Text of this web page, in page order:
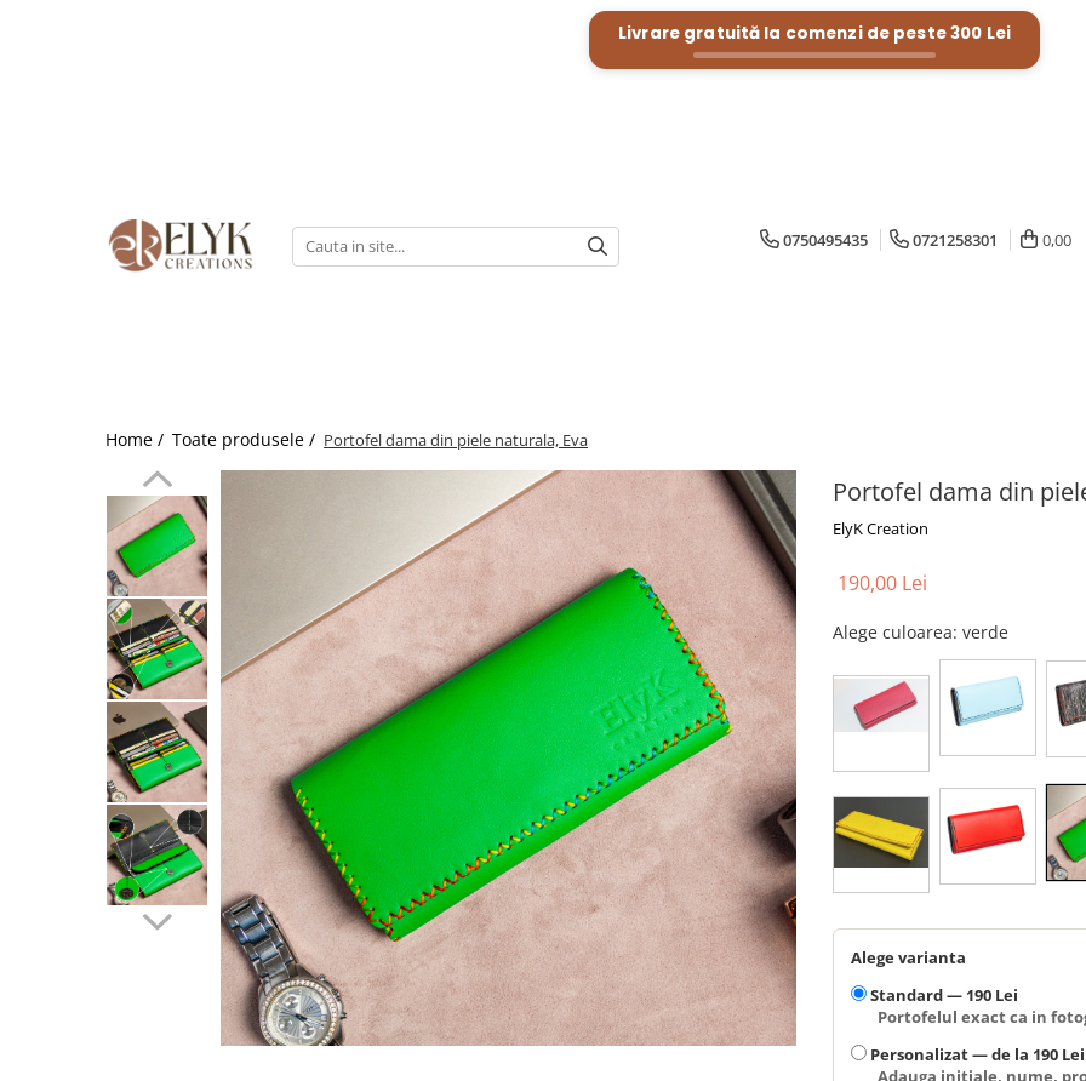
Livrare gratuită la comenzi de peste300 Lei
0750495435 0721258301 0,00
Home / Toate produsele / Portofel dama din piele naturala, Eva
Portofel dama din
ElyK Creation
190,00 Lei
Alege culoarea: verde
Alege varianta
Standard — 190 Lei
Portofelul exact ca in
Personalizat —de la 190 Lei
Adauga initiale, nume,